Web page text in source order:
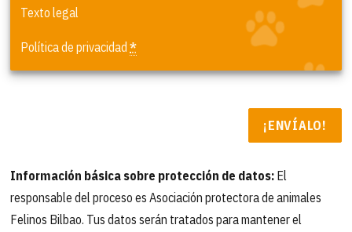
Texto legal
Política de privacidad*
Información básica sobre protección de datos: El
responsable del proceso es Asociación protectora de animales
Felinos Bilbao. Tus datos serán tratados para mantener el